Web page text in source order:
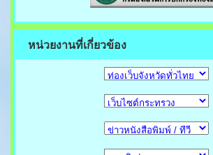
หน่วยงานที่เกี่ยวข้อง